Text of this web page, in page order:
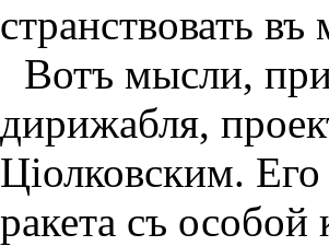
странствовать
Вотъ мысли,
дирижабля,
Цiолковским. Его
ракета съ